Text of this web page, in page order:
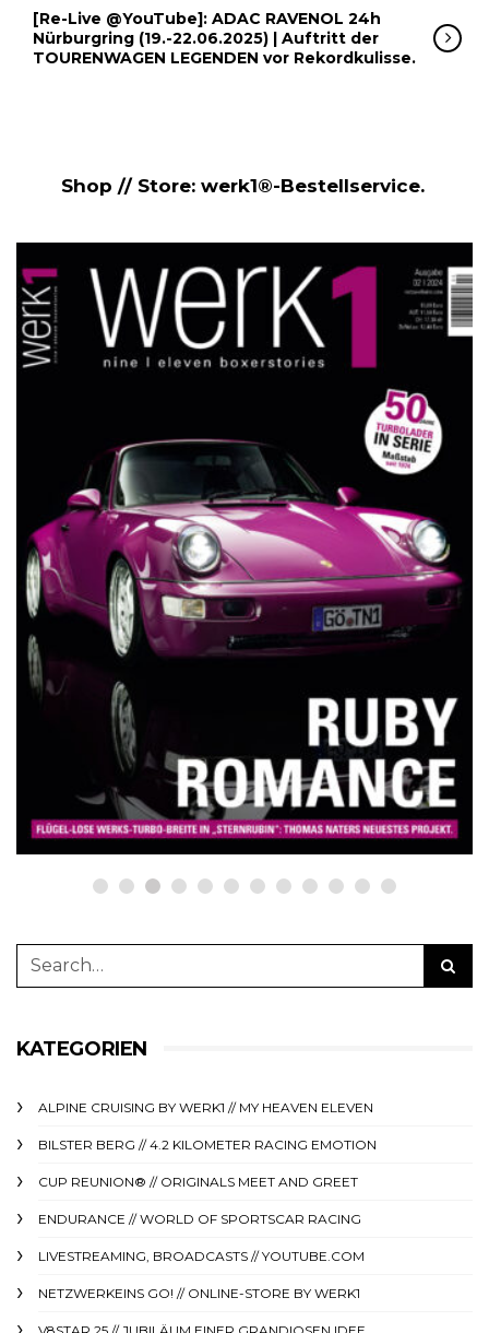
[Re-Live @YouTube]: ADAC RAVENOL 24h
Nürburgring (19.-22.06.2025) | Auftritt der
TOURENWAGEN LEGENDEN vor Rekordkulisse.
Shop // Store: werk1®-Bestellservice.
NETZWERKEINS GO! // ONLINE-STORE BY WERK1
11 Jahre werk1® nine | eleven
boxerstories: Bestellen Sie jetzt
die neue Winterausgabe № 02 |
2024 (erscheint am 12.
Dezember 2024) online auf
netzwerkeins | GO!
11. Dezember 2024
KATEGORIEN
ALPINE CRUISING BY WERK1 // MY HEAVEN ELEVEN
BILSTER BERG // 4.2 KILOMETER RACING EMOTION
CUP REUNION® // ORIGINALS MEET AND GREET
ENDURANCE // WORLD OF SPORTSCAR RACING
LIVESTREAMING, BROADCASTS // YOUTUBE.COM
NETZWERKEINS GO! // ONLINE-STORE BY WERK1